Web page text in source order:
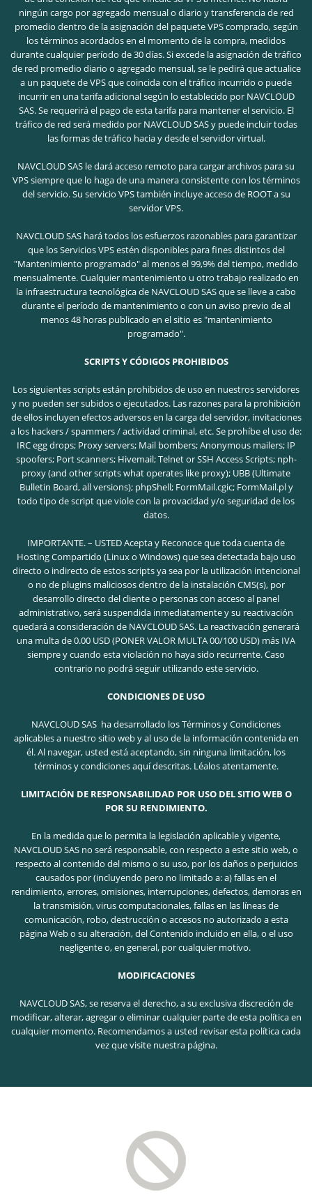
ningún cargo por agregado mensual o diario y transferencia de red
promedio dentro de la asignación del paquete VPS comprado, según
los términos acordados en el momento de la compra, medidos
durante cualquier período de 30 días. Si excede la asignación de tráfico
de red promedio diario o agregado mensual, se le pedirá que actualice
a un paquete de VPS que coincida con el tráfico incurrido o puede
incurrir en una tarifa adicional según lo establecido por NAVCLOUD
SAS. Se requerirá el pago de esta tarifa para mantener el servicio. El
tráfico de red será medido por NAVCLOUD SAS y puede incluir todas
las formas de tráfico hacia y desde el servidor virtual.
NAVCLOUD SAS le dará acceso remoto para cargar archivos para su
VPS siempre que lo haga de una manera consistente con los términos
del servicio. Su servicio VPS también incluye acceso de ROOT a su
servidor VPS.
NAVCLOUD SAS hará todos los esfuerzos razonables para garantizar
que los Servicios VPS estén disponibles para fines distintos del
"Mantenimiento programado" al menos el 99,9% del tiempo, medido
mensualmente. Cualquier mantenimiento u otro trabajo realizado en
la infraestructura tecnológica de NAVCLOUD SAS que se lleve a cabo
durante el período de mantenimiento o con un aviso previo de al
menos 48 horas publicado en el sitio es "mantenimiento
programado".
SCRIPTS Y CÓDIGOS PROHIBIDOS
Los siguientes scripts están prohibidos de uso en nuestros servidores
y no pueden ser subidos o ejecutados. Las razones para la prohibición
de ellos incluyen efectos adversos en la carga del servidor, invitaciones
a los hackers / spammers / actividad criminal, etc.Se prohíbe el uso de:
IRC egg drops; Proxy servers; Mail bombers; Anonymous mailers; IP
spoofers; Port scanners; Hivemail; Telnet or SSH Access Scripts; nph-
proxy (and other scripts what operates like proxy); UBB (Ultimate
Bulletin Board, all versions); phpShell; FormMail.cgic; FormMail.pl y
todo tipo de script que viole con la provacidad y/o seguridad de los
datos.
IMPORTANTE. – USTED Acepta y Reconoce que toda cuenta de
Hosting Compartido (Linux o Windows) que sea detectada bajo uso
directo o indirecto de estos scripts ya sea por la utilización intencional
o no de plugins maliciosos dentro de la instalación CMS(s), por
desarrollo directo del cliente o personas con acceso al panel
administrativo, será suspendida inmediatamente y su reactivación
quedará a consideración de NAVCLOUD SAS. La reactivación generará
una multa de 0.00 USD (PONER VALOR MULTA 00/100 USD) más IVA
siempre y cuando esta violación no haya sido recurrente. Caso
contrario no podrá seguir utilizando este servicio.
CONDICIONES DE USO
NAVCLOUD SAS ha desarrollado los Términos y Condiciones
aplicables a nuestro sitio web y al uso de la información contenida en
él. Al navegar, usted está aceptando, sin ninguna limitación, los
términos y condiciones aquí descritas. Léalos atentamente.
LIMITACIÓN DE RESPONSABILIDAD POR USO DEL SITIO WEB O
POR SU RENDIMIENTO.
En la medida que lo permita la legislación aplicable y vigente,
NAVCLOUD SAS no será responsable, con respecto a este sitio web, o
respecto al contenido del mismo o su uso, por los daños o perjuicios
causados por (incluyendo pero no limitado a: a) fallas en el
rendimiento, errores, omisiones, interrupciones, defectos, demoras en
la transmisión, virus computacionales, fallas en las líneas de
comunicación, robo, destrucción o accesos no autorizado a esta
página Web o su alteración, del Contenido incluido en ella, o el uso
negligente o, en general, por cualquier motivo.
MODIFICACIONES
NAVCLOUD SAS, se reserva el derecho, a su exclusiva discreción de
modificar, alterar, agregar o eliminar cualquier parte de esta política en
cualquier momento. Recomendamos a usted revisar esta política cada
vez que visite nuestra página.